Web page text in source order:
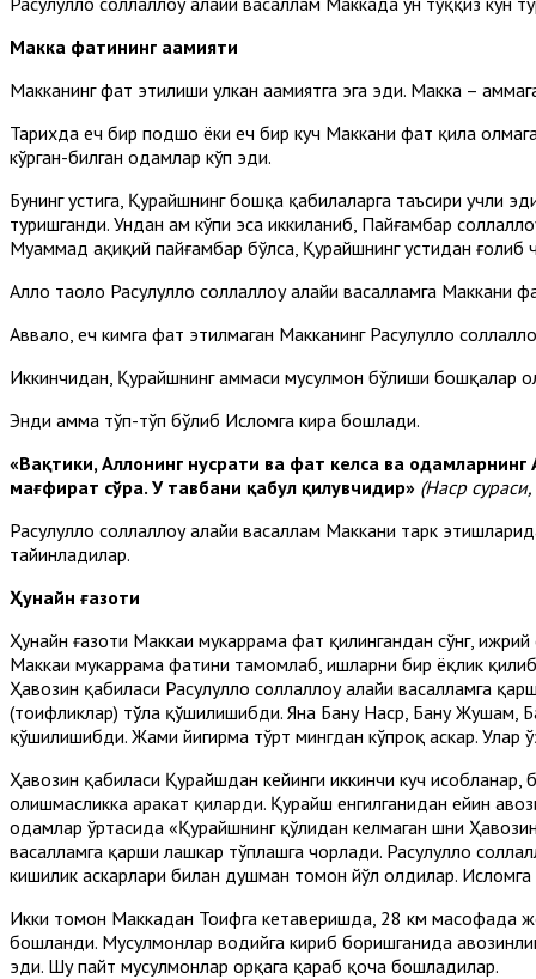
Макка фатҳининг аҳамияти
Макканинг фатҳ этилиши улкан аҳамиятга эга эди. Макка –
Тарихда ҳеч бир подшоҳ ёки ҳеч бир куч Маккани фатҳ қила
кўрган-билган одамлар кўп эди.
Бунинг устига, Қурайшнинг бошқа қабилаларга таъсири учли
туришганди. Ундан ҳам кўпи эса иккиланиб, Пайғамбар
Муҳаммад ҳақиқий пайғамбар бўлса, Қурайшнинг устидан
Аллоҳ таоло Расулуллоҳ соллаллоҳу алайҳи васалламга
Аввало, ҳеч кимга фатҳ этилмаган Макканинг Расулуллоҳ
Иккинчидан, Қурайшнинг ҳаммаси мусулмон бўлиши бошқалар
Энди ҳамма тўп-тўп бўлиб Исломга кира бошлади.
«Вақтики, Аллоҳнинг нусрати ва фатҳ келса ва
мағфират сўра. У тавбани қабул қилувчидир» (Наср
Расулуллоҳ соллаллоҳу алайҳи васаллам Маккани тарк
тайинладилар.
Ҳунайн ғазоти
Ҳунайн ғазоти Маккаи мукаррама фатҳ қилингандан сўнг,
Маккаи мукаррама фатҳини тамомлаб, ишларни бир ёқлик
Ҳавозин қабиласи Расулуллоҳ соллаллоҳу алайҳи васалламга
(тоифликлар) тўла қўшилишибди. Яна Бану Наср, Бану Жушам,
қўшилишибди. Жами йигирма тўрт мингдан кўпроқ аскар.
Ҳавозин қабиласи Қурайшдан кейинги иккинчи куч
олишмасликка ҳаракат қиларди. Қурайш енгилганидан ейин
одамлар ўртасида «Қурайшнинг қўлидан келмаган шни
васалламга қарши лашкар тўплашга чорлади. Расулуллоҳ
кишилик аскарлари билан душман томон йўл олдилар.
Икки томон Маккадан Тоифга кетаверишда, 28 км масофада
бошланди. Мусулмонлар водийга кириб боришганида
эди. Шу пайт мусулмонлар орқага қараб қоча бошладилар.